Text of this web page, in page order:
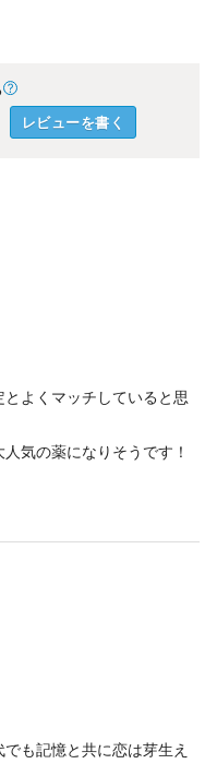
レビューを書く
よくマッチしていると思
気の薬になりそうです！
も記憶と共に恋は芽生え